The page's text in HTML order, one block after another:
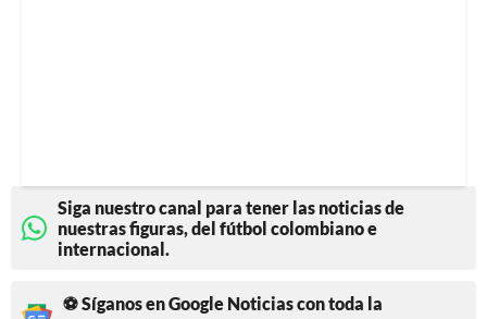
Siga nuestro canal para tener las noticias de
nuestras figuras, del fútbol colombiano e
internacional.
⚽ Síganos en Google Noticias con toda la